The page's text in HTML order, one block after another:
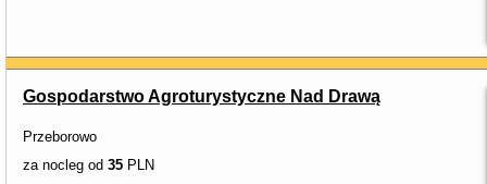
Gospodarstwo Agroturystyczne Nad Drawą
Przeborowo
za nocleg od 35 PLN